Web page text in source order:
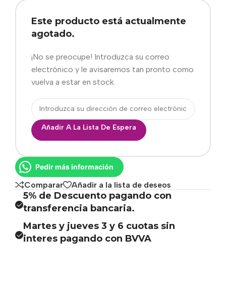
Este producto está actualmente
agotado.
¡No se preocupe! Introduzca su correo
electrónico y le avisaremos tan pronto como
vuelva a estar en stock.
Añadir A La Lista De Espera
Pedir más información
Comparar Añadir a la lista de deseos
5% de Descuento pagando con
transferencia bancaria.
Martes y jueves 3 y 6 cuotas sin
interes pagando con BVVA